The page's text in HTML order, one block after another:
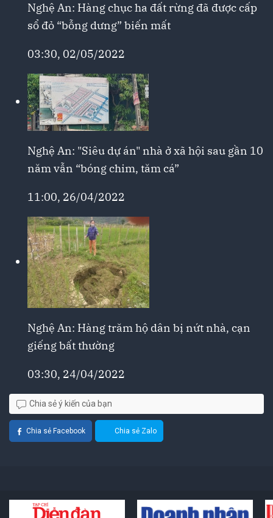
Nghệ An: Hàng chục ha đất rừng đã được cấp
sổ đỏ “bỗng dưng” biến mất
03:30, 02/05/2022
Nghệ An: "Siêu dự án" nhà ở xã hội sau gần 10
năm vẫn “bóng chim, tăm cá”
11:00, 26/04/2022
Nghệ An: Hàng trăm hộ dân bị nứt nhà, cạn
giếng bất thường
03:30, 24/04/2022
Chia sẻ ý kiến của bạn
Chia sẻ Facebook Chia sẻ Zalo